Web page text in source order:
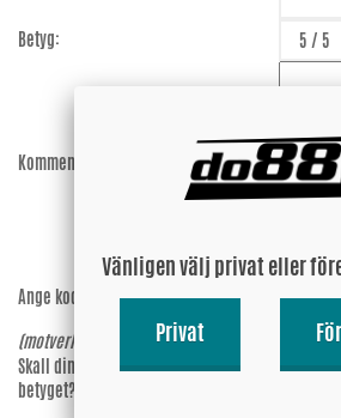
Betyg:
Kommentar:
Ange koden:
43LBwd
(motverkar spam)
Skall din epost-adress synas vid
betyget?
Ja
Vänligen välj privat eller
Privat